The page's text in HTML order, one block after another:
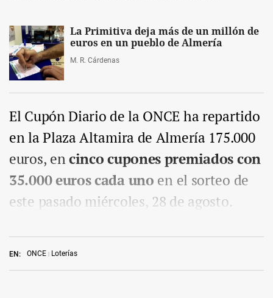
EN: ONCE Loterías
La Primitiva deja más de un millón de
euros en un pueblo de Almería
M. R. Cárdenas
El Cupón Diario de la ONCE ha repartido
en la Plaza Altamira de Almería 175.000
euros, encinco cupones premiados con
35.000 euros cada uno en el sorteo de
este pasado miércoles, 28 de agosto.